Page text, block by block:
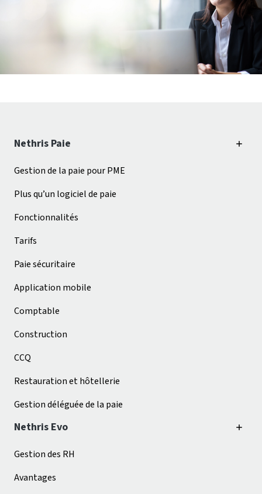
Nethris Paie
Gestion de la paie pour PME
Plus qu’un logiciel de paie
Fonctionnalités
Tarifs
Paie sécuritaire
Application mobile
Comptable
Construction
CCQ
Restauration et hôtellerie
Gestion déléguée de la paie
Nethris Evo
Gestion des RH
Avantages